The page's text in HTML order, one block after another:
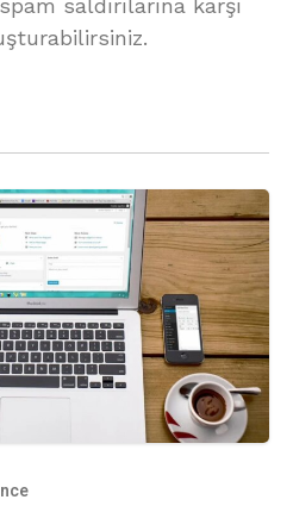
saldırılarına karşı